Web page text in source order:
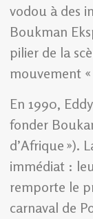
vodou à des
Boukman
pilier de la
mouvement
En 1990,
fonder
d’Afrique »).
immédiat :
remporte le
carnaval de